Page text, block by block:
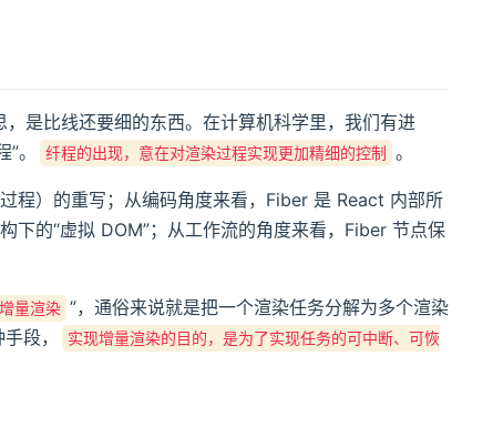
是比线还要细的东西。在计算机科学里，我们有进
。
纤程的出现，意在对渲染过程实现更加精细的控制 。
程）的重写；从编码角度来看，Fiber 是 React 内部所
下的“虚拟 DOM”；从工作流的角度来看，Fiber 节点保
增量渲染 ”，通俗来说就是把一个渲染任务分解为多个渲染
段，
实现增量渲染的目的，是为了实现任务的可中断、可恢